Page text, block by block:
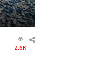
2.6K